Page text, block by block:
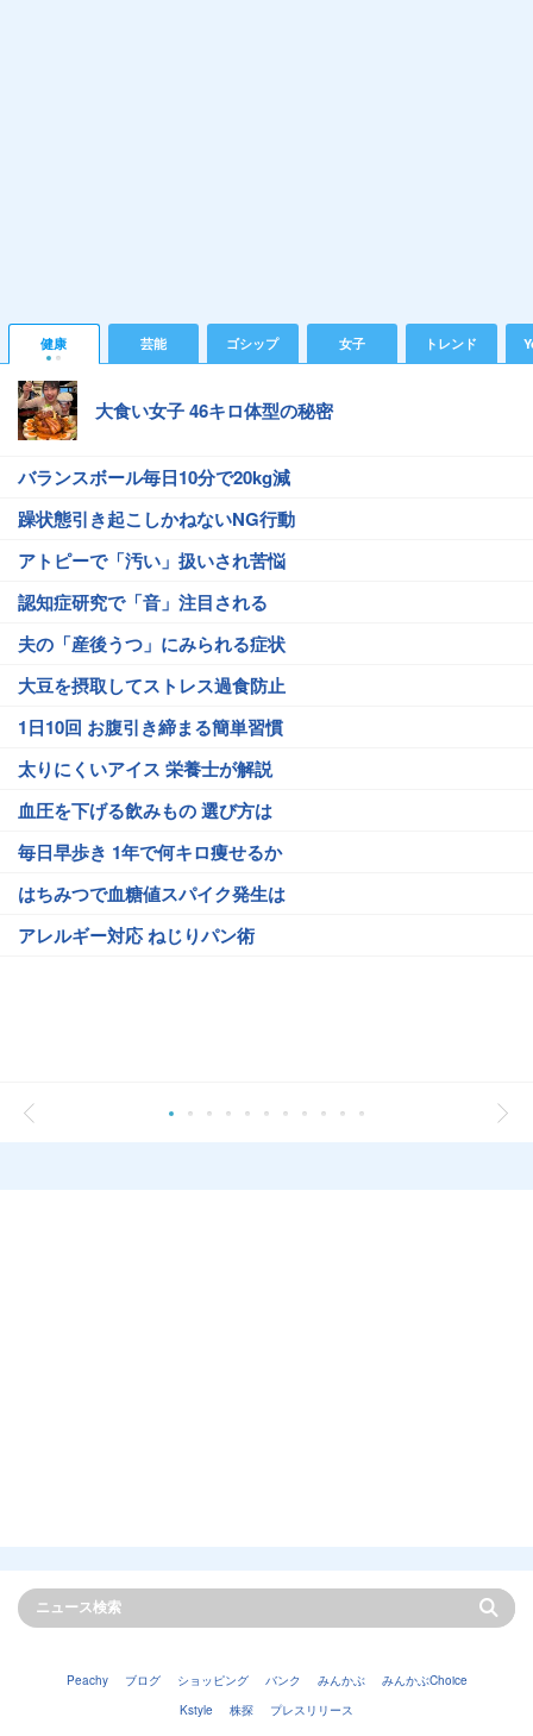
健康 芸能 ゴシップ 女子 トレンド
大食い女子 46キロ体型の秘密
バランスボール毎日10分で20kg減
躁状態引き起こしかねないNG行動
アトピーで「汚い」扱いされ苦悩
認知症研究で「音」注目される
夫の「産後うつ」にみられる症状
大豆を摂取してストレス過食防止
1日10回 お腹引き締まる簡単習慣
太りにくいアイス 栄養士が解説
血圧を下げる飲みもの 選び方は
毎日早歩き 1年で何キロ痩せるか
はちみつで血糖値スパイク発生は
アレルギー対応 ねじりパン術
Peachy ブログ ショッピング バンク みんかぶ
みんかぶChoice
Kstyle
株探 プレスリリース